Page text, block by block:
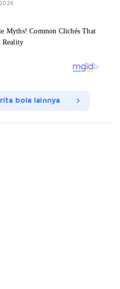
bola lainnya